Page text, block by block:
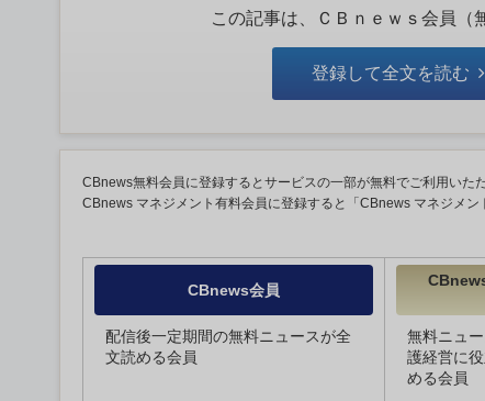
この記事は、ＣＢｎｅｗｓ会員（
登録して全文を読む
CBnews無料会員に登録するとサービスの一部が無料でご利用いただ
CBnews マネジメント有料会員に登録すると「CBnews マネジメ
CBnews会員
配信後一定期間の無料ニュースが全
文読める会員
無料ニュ
護経営に
める会員